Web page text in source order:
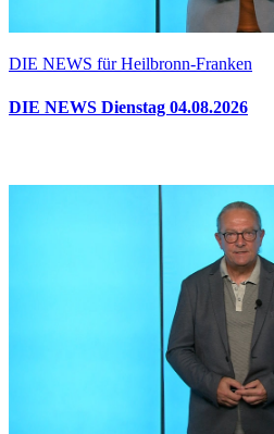
DIE NEWS für Heilbronn-Franken
DIE NEWS Dienstag 04.08.2026